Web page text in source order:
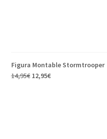
Figura Montable Stormtrooper
14,95€ 12,95€